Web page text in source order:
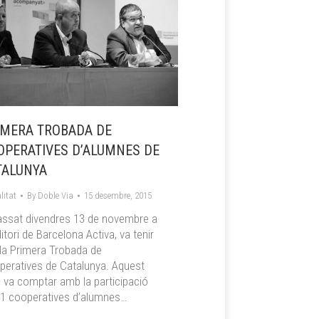
TROBADA DE
D’ALUMNES DE
By Doble Via 15 desembre, 2015
divendres 13 de novembre a
de Barcelona Activa, va tenir
Primera Trobada de
de Catalunya. Aquest
va comptar amb la participació
cooperatives d’alumnes…